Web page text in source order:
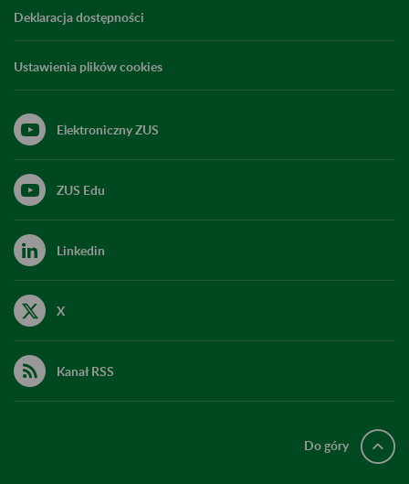
Deklaracja dostępności
Ustawienia plików cookies
Elektroniczny ZUS
ZUS Edu
Linkedin
X
Kanał RSS
Do góry